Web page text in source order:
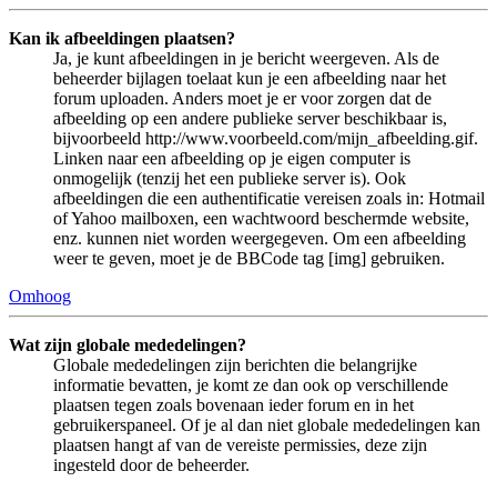
Kan ik afbeeldingen plaatsen?
Ja, je kunt afbeeldingen in je bericht weergeven. Als de
beheerder bijlagen toelaat kun je een afbeelding naar het
forum uploaden. Anders moet je er voor zorgen dat de
afbeelding op een andere publieke server beschikbaar is,
bijvoorbeeld http://www.voorbeeld.com/mijn_afbeelding.gif.
Linken naar een afbeelding op je eigen computer is
onmogelijk (tenzij het een publieke server is). Ook
afbeeldingen die een authentificatie vereisen zoals in: Hotmail
of Yahoo mailboxen, een wachtwoord beschermde website,
enz. kunnen niet worden weergegeven. Om een afbeelding
weer te geven, moet je de BBCode tag [img] gebruiken.
Omhoog
Wat zijn globale mededelingen?
Globale mededelingen zijn berichten die belangrijke
informatie bevatten, je komt ze dan ook op verschillende
plaatsen tegen zoals bovenaan ieder forum en in het
gebruikerspaneel. Of je al dan niet globale mededelingen kan
plaatsen hangt af van de vereiste permissies, deze zijn
ingesteld door de beheerder.